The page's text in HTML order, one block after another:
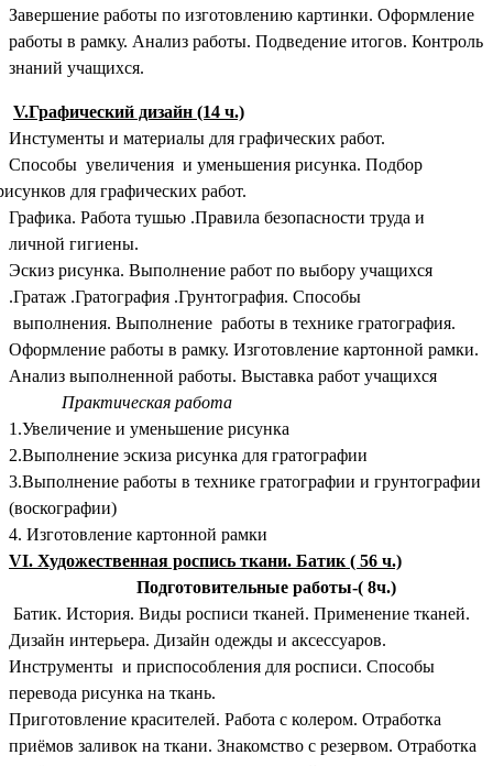
Завершение работы по изготовлению картинки. Оформление
работы в рамку. Анализ работы. Подведение итогов. Контроль
знаний учащихся.
V.Графический дизайн (14 ч.)
Инстументы и материалы для графических работ.
Способы увеличения и уменьшения рисунка. Подбор
для графических работ.
Графика. Работа тушью .Правила безопасности труда и
личной гигиены.
Эскиз рисунка. Выполнение работ по выбору учащихся
.Гратаж .Гратография .Грунтография. Способы
выполнения. Выполнение работы в технике гратография.
Оформление работы в рамку. Изготовление картонной рамки.
Анализ выполненной работы. Выставка работ учащихся
Практическая работа
1.Увеличение и уменьшение рисунка
2.Выполнение эскиза рисунка для гратографии
3.Выполнение работы в технике гратографии и грунтографии
(воскографии)
4. Изготовление картонной рамки
VI. Художественная роспись ткани. Батик ( 56 ч.)
Подготовительные работы-( 8ч.)
Батик. История. Виды росписи тканей. Применение тканей.
Дизайн интерьера. Дизайн одежды и аксессуаров.
Инструменты и приспособления для росписи. Способы
перевода рисунка на ткань.
Приготовление красителей. Работа с колером. Отработка
приёмов заливок на ткани. Знакомство с резервом. Отработка